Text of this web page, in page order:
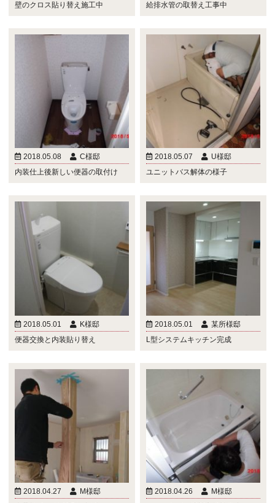
壁のクロス貼り替え施工中
給排水管の取替え工事中
2018.05.08
C様邸
内装仕上後新しい便器の取付け
2018.05.07
U様邸
ユニットバス解体の様子
2018.05.01
K様邸
便器交換と内装貼り替え
2018.05.01
某所様邸
L型システムキッチン完成
2018.04.27
M様邸
2018.04.26
M様邸